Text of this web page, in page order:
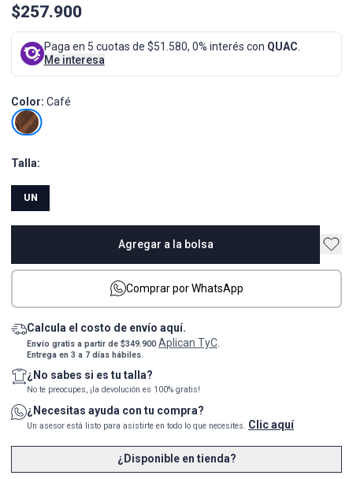
$257.900
Paga en 5 cuotas de $51.580, 0% interés con QUAC
Me interesa
Color: Café
Talla:
UN
Agregar a la bolsa
Comprar por WhatsApp
Calcula el costo de envío aquí.
Envío gratis a partir de $349.900Aplican TyC.
Entrega en 3 a 7 días hábiles.
¿No sabes si es tu talla?
No te preocupes, ¡la devolución es 100% gratis!
¿Necesitas ayuda con tu compra?
Un asesor está listo para asistirte en todo lo que necesites. Clic aquí
¿Disponible en tienda?